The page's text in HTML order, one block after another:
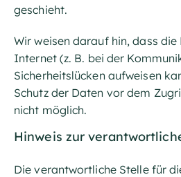
geschieht.
Wir weisen darauf hin, dass
Internet (z. B. bei der
Sicherheitslücken aufweisen
Schutz der Daten vor dem
nicht möglich.
Hinweis zur
Die verantwortliche Stelle für